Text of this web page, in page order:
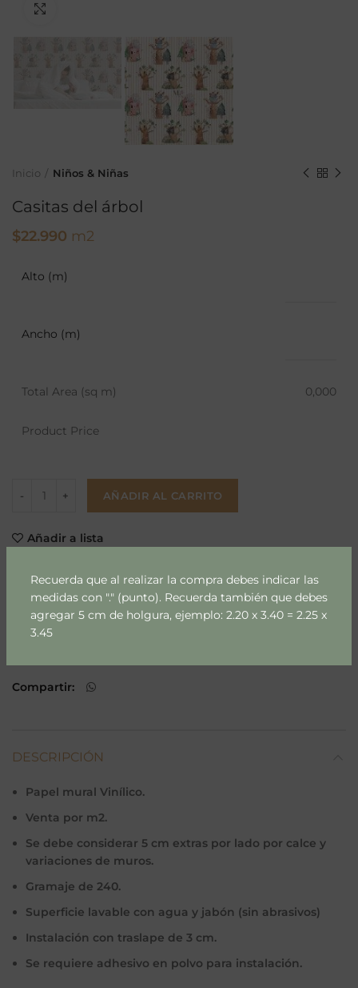
Recuerda que al realizar la compra debes indicar las
medidas con "." (punto). Recuerda también que debes
agregar 5 cm de holgura, ejemplo: 2.20 x 3.40 = 2.25 x
3.45
Inicio Niños & Niñas
Casitas del árbol
$22.990 m2
Alto (m)
Ancho (m)
Total Area (sq m) 0,000
Product Price
AÑADIR AL CARRITO
Añadir a lista
SKU:
352-1-1-1-1-1-1-1-1-1-2-1-1-1-1-1-1-1-1-1-1-1-1-1-1-1-1-1-1-1-1-1-1-1-1-1-1-1-1-
1-1-1-1-1-1-1-1-1-100
Categoría:
Compartir
DESCRIPCIÓN
Papel mural Vinílico.
Venta por m2.
Se debe considerar 5 cm extras por lado por calce y
variaciones de muros.
Gramaje de 240.
Superficie lavable con agua y jabón (sin abrasivos)
Instalación con traslape de 3 cm.
Se requiere adhesivo en polvo para instalación.